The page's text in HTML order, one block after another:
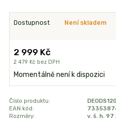
Dostupnost Není skladem
2 999 Kč
2 479 Kč bez DPH
Momentálně není k dispozici
Číslo produktu:
DEODS120
EAN kód:
Rozměry:
v. š. h. 97